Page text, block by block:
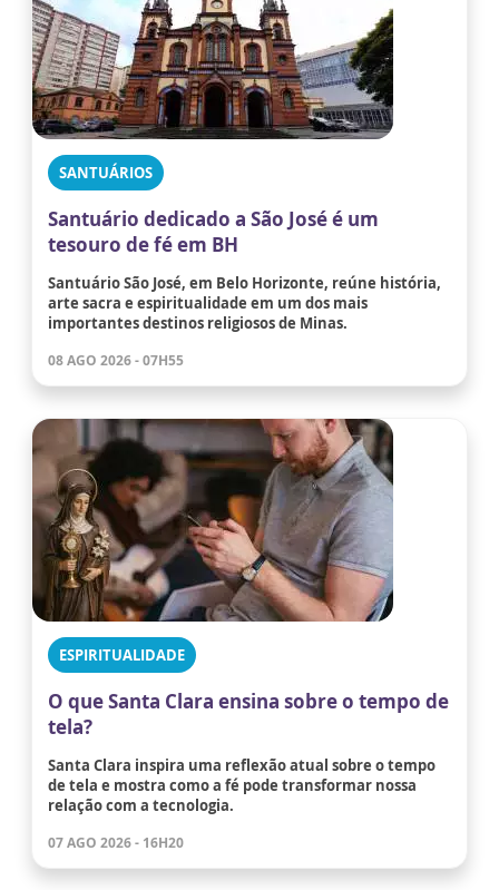
SANTUÁRIOS
Santuário dedicado a São José é um
tesouro de fé em BH
Santuário São José, em Belo Horizonte, reúne história,
arte sacra e espiritualidade em um dos mais
importantes destinos religiosos de Minas.
08 AGO 2026 - 07H55
ESPIRITUALIDADE
O que Santa Clara ensina sobre o tempo de
tela?
Santa Clara inspira uma reflexão atual sobre o tempo
de tela e mostra como a fé pode transformar nossa
relação com a tecnologia.
07 AGO 2026 - 16H20